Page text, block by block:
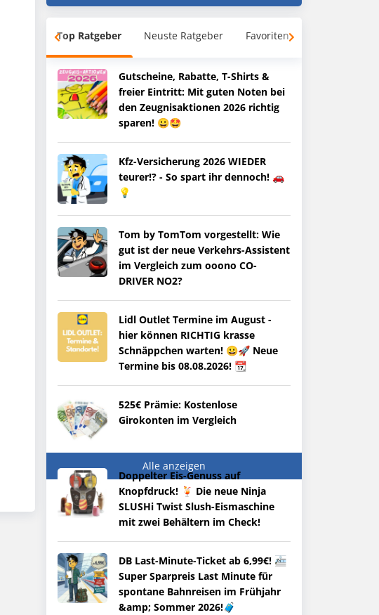
Top Ratgeber Neuste Ratgeber Favoriten
Gutscheine, Rabatte, T-Shirts &
freier Eintritt: Mit guten Noten bei
den Zeugnisaktionen 2026 richtig
sparen! 😀🤩
Kfz-Versicherung 2026 WIEDER
teurer!? - So spart ihr dennoch! 🚗
💡
Tom by TomTom vorgestellt: Wie
gut ist der neue Verkehrs-Assistent
im Vergleich zum ooono CO-
DRIVER NO2?
Lidl Outlet Termine im August -
hier können RICHTIG krasse
Schnäppchen warten! 😀🚀 Neue
Termine bis 08.08.2026! 📆
525€ Prämie: Kostenlose
Girokonten im Vergleich
Alle anzeigen
Doppelter Eis-Genuss auf
Knopfdruck! 🍹 Die neue Ninja
SLUSHi Twist Slush-Eismaschine
mit zwei Behältern im Check!
DB Last-Minute-Ticket ab 6,99€! 🚈
Super Sparpreis Last Minute für
spontane Bahnreisen im Frühjahr
&amp; Sommer 2026!🧳